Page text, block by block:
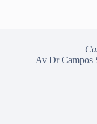
Av Dr Campos